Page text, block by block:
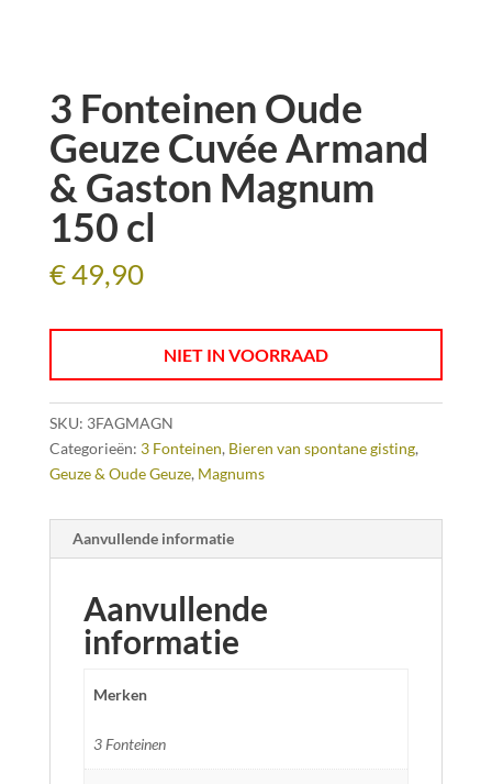
3 Fonteinen Oude
Geuze Cuvée Armand
& Gaston Magnum
150 cl
€49,90
NIET IN VOORRAAD
SKU: 3FAGMAGN
Categorieën: 3 Fonteinen, Bieren van spontane gisting,
Geuze & Oude Geuze, Magnums
Aanvullende informatie
Aanvullende
informatie
Merken
3 Fonteinen